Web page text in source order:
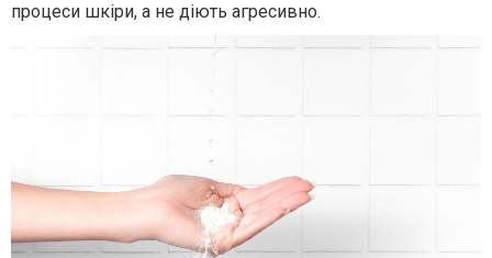
процеси шкіри, а не діють агресивно.